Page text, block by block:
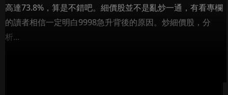
高達73.8%，算是不錯吧。細價股並不是亂炒一通，有看專欄
的讀者相信一定明白9998急升背後的原因。炒細價股，分
析...